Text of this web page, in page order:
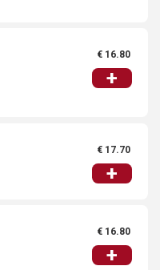
€ 16.80
+
€ 17.70
+
€ 16.80
+